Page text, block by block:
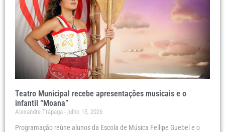
Teatro Municipal recebe apresentações musicais e o
infantil “Moana”
Alexandre Trápaga julho 15, 2026
Programação reúne alunos da Escola de Música Fellipe Guebel e o